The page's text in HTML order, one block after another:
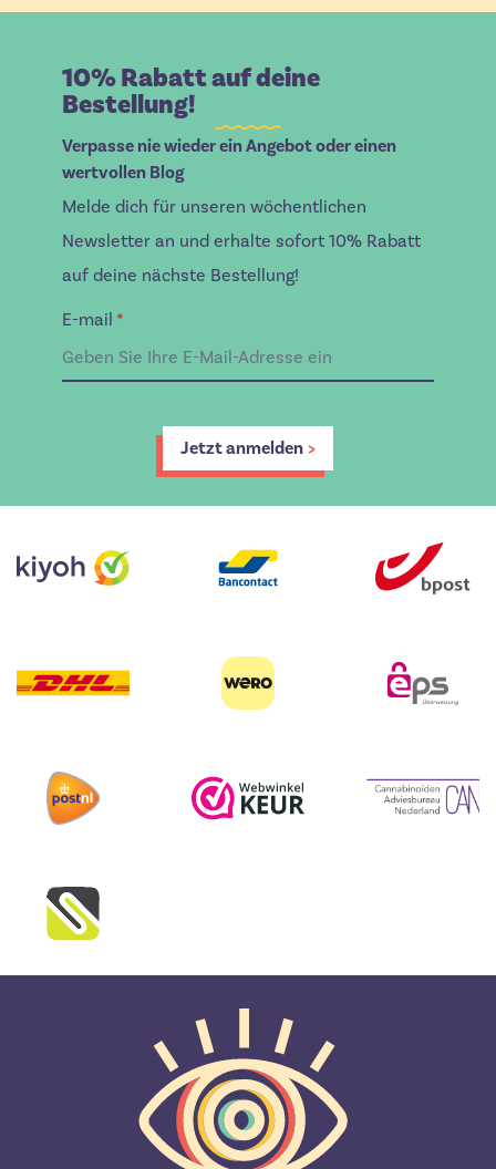
10% Rabatt auf deine
Bestellung!
Verpasse nie wieder ein Angebot oder einen
wertvollen Blog
Melde dich für unseren wöchentlichen
Newsletter an und erhalte sofort 10% Rabatt
auf deine nächste Bestellung!
E-mail *
Jetzt anmelden >